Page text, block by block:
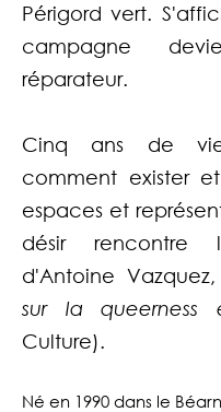
Périgord vert.
campagne
réparateur.
Cinq ans de
comment exister
espaces et
désir rencontre
d'Antoine
sur la queerness
Culture).
Né en 1990 dans le